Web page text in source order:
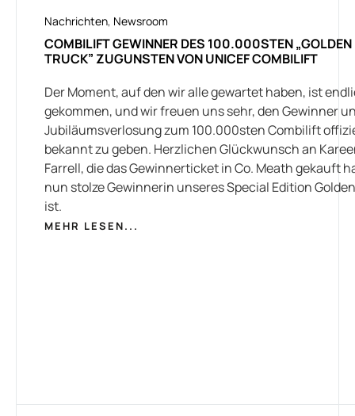
Nachrichten, Newsroom
COMBILIFT GEWINNER DES 100.000STEN „GOLDEN
TRUCK” ZUGUNSTEN VON UNICEF COMBILIFT
Der Moment, auf den wir alle gewartet haben, ist
gekommen, und wir freuen uns sehr, den Gewinner
Jubiläumsverlosung zum 100.000sten Combilift
bekannt zu geben. Herzlichen Glückwunsch an
Farrell, die das Gewinnerticket in Co. Meath gekauft
nun stolze Gewinnerin unseres Special Edition
ist.
MEHR LESEN...